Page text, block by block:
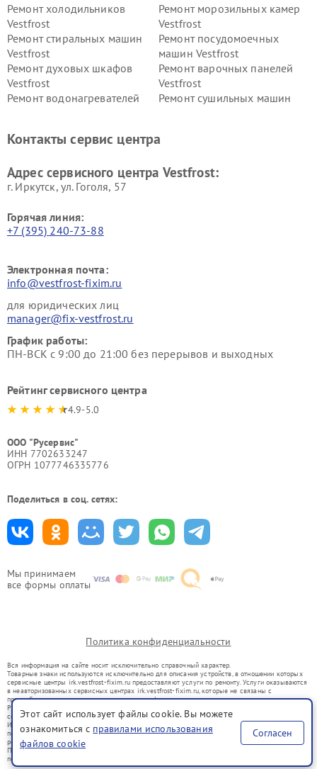
Мы принимаем
все формы оплаты
Ремонт холодильников
Vestfrost
Ремонт морозильных камер
Vestfrost
Ремонт стиральных машин
Vestfrost
Ремонт посудомоечных
машин Vestfrost
Ремонт духовых шкафов
Vestfrost
Ремонт варочных панелей
Vestfrost
Ремонт водонагревателей
Ремонт сушильных машин
Vestfrost
Контакты сервис центра
Адрес сервисного центра Vestfrost:
г. Иркутск, ул. ​Гоголя, 57
Горячая линия:
+7 (395) 240-73-88
Электронная почта:
info@vestfrost-fixim.ru
для юридических лиц
manager@fix-vestfrost.ru
График работы:
ПН-ВСК с 9:00 до 21:00 без перерывов и выходных
Рейтинг сервисного центра
4.9-5.0
ООО "Русервис"
ИНН 7702633247
ОГРН 1077746335776
Поделиться в соц. сетях:
Политика конфиденциальности
Вся информация на сайте носит исключительно справочный характер.
Товарные знаки используются исключительно для описания устройств, в отношении которых
сервисные центры irk.vestfrost-fixim.ru предоставляют услуги по ремонту. Услуги оказываются
в неавторизованных сервисных центрах irk.vestfrost-fixim.ru, которые не связаны с
правообладателями товарных знаков или их официальными представителями.
Ремонт осуществляется для устройств, уже введенных в гражданский оборот в соответствии
со статьей 1487 ГК РФ.
Использование товарных знаков не преследует цели индивидуализации услуг или введения
потребителей в заблуждение, а служит для информирования о предоставляемых услугах по
ремонту техники указанных брендов.
Представленная на сайте информация не является публичной офертой, определяемой
положениями Статьи 437(2) Гражданского кодекса РФ
Этот сайт использует файлы cookie. Вы можете
ознакомиться с правилами использования
файлов cookie
Согласен